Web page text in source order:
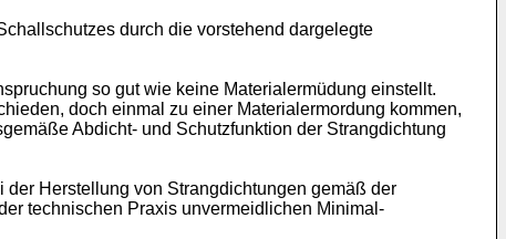
durch die vorstehend dargelegte
so gut wie keine Materialermüdung einstellt.
doch einmal zu einer Materialermordung kommen,
Abdicht- und Schutzfunktion der Strangdichtung
Herstellung von Strangdichtungen gemäß der
technischen Praxis unvermeidlichen Minimal-